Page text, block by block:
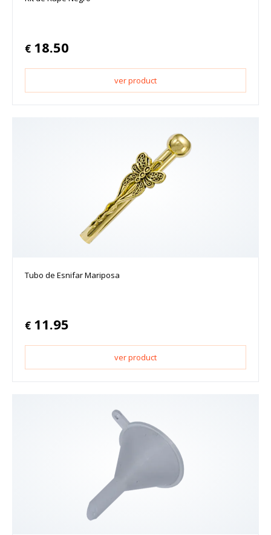
€ 18.50
ver product
Tubo de Esnifar Mariposa
€ 11.95
ver product